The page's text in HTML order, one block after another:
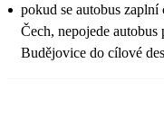
pokud se autobus
Čech, nepojede autobus
Budějovice do cílové